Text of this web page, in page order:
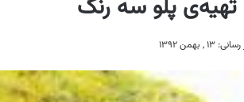
پلو سه رنگ
, بهمن ۱۳۹۲